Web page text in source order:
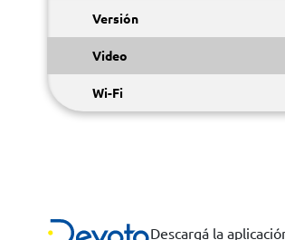
Versión
Video
Wi-Fi
Descargá la